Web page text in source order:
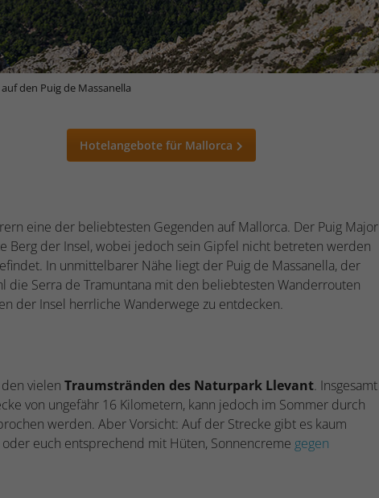
auf den Puig de Massanella
Hotelangebote für Mallorca
eine der beliebtesten Gegenden auf Mallorca. Der Puig Major
Berg der Insel, wobei jedoch sein Gipfel nicht betreten werden
In unmittelbarer Nähe liegt der Puig de Massanella, der
die Serra de Tramuntana mit den beliebtesten Wanderrouten
der Insel herrliche Wanderwege zu entdecken.
vielen Traumstränden des Naturpark Llevant. Insgesamt
von ungefähr 16 Kilometern, kann jedoch im Sommer durch
werden. Aber Vorsicht: Auf der Strecke gibt es kaum
euch entsprechend mit Hüten, Sonnencreme gegen